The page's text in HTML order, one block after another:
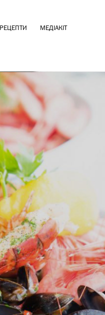
РЕЦЕПТИ МЕДІАКІТ